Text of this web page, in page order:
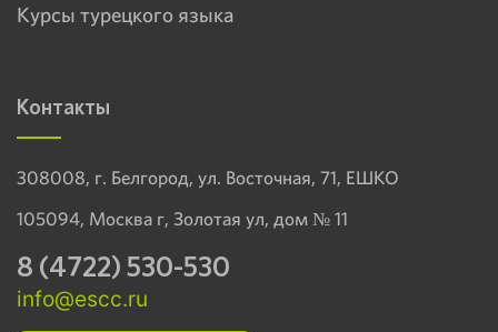
Курсы турецкого языка
Контакты
308008, г. Белгород, ул. Восточная, 71, ЕШКО
105094, Москва г, Золотая ул, дом № 11
8 (4722) 530-530
info@escc.ru